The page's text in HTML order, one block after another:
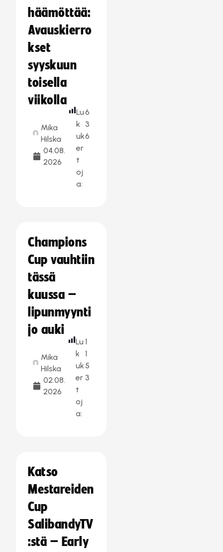
häämöttää:
Avauskierro
kset
syyskuun
toisella
viikolla
Mika
Hilska
04.08.
2026
Lu
k
uk
er
t
oj
a:
6
3
6
Champions
Cup vauhtiin
tässä
kuussa –
lipunmyynti
jo auki
Mika
Hilska
02.08.
2026
Lu
k
uk
er
t
oj
a:
1
1
5
3
Katso
Mestareiden
Cup
SalibandyTV
:stä – Early